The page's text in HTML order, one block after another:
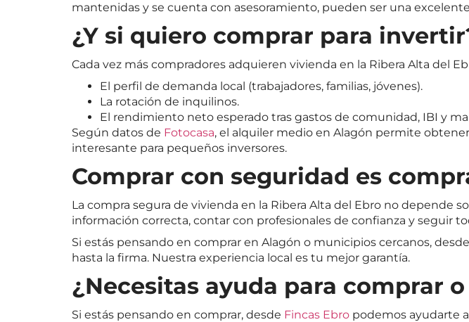
mantenidas y se cuenta con asesoramiento, pueden ser una
¿Y si quiero comprar para
Cada vez más compradores adquieren vivienda en la Ribera Alta del
El perfil de demanda local (trabajadores, familias, jóvenes).
La rotación de inquilinos.
El rendimiento neto esperado tras gastos de comunidad, IBI y
Según datos de Fotocasa, el alquiler medio en Alagón permite
interesante para pequeños inversores.
Comprar con seguridad es
La compra segura de vivienda en la Ribera Alta del Ebro no depende
información correcta, contar con profesionales de confianza y seguir
Si estás pensando en comprar en Alagón o municipios cercanos, desde
hasta la firma. Nuestra experiencia local es tu mejor garantía.
¿Necesitas ayuda para comprar
Si estás pensando en comprar, desde Fincas Ebro podemos ayudarte